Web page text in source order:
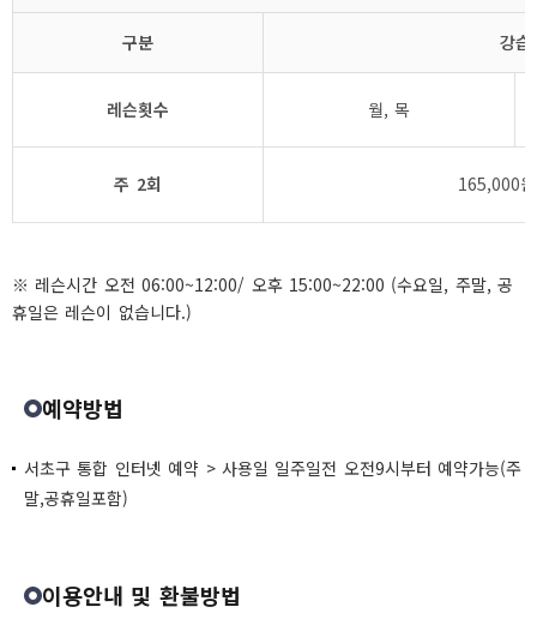
구분 강습
레슨횟수 월, 목
주 2회 165,000
※ 레슨시간 오전 06:00~12:00/ 오후 15:00~22:00 (수요일, 주말, 공
휴일은 레슨이 없습니다.)
예약방법
서초구 통합 인터넷 예약 > 사용일 일주일전 오전9시부터 예약가능(주
말,공휴일포함)
이용안내 및 환불방법